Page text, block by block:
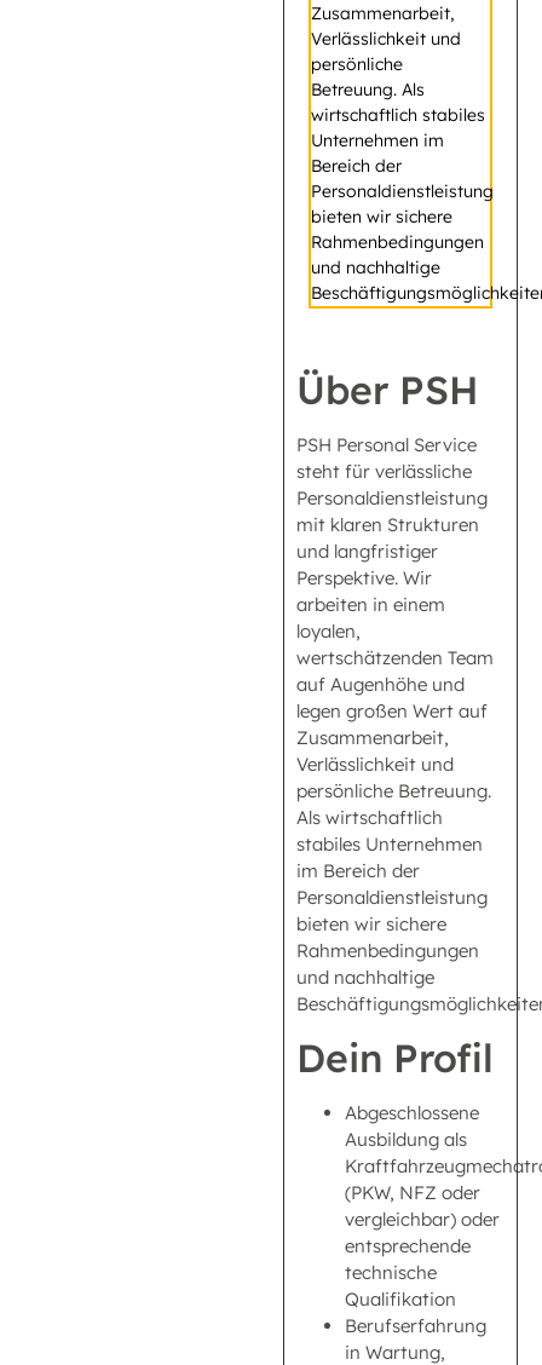
Zusammenarbeit,
Verlässlichkeit und
persönliche
Betreuung. Als
wirtschaftlich stabiles
Unternehmen im
Bereich der
Personaldienstleistung
bieten wir sichere
Rahmenbedingungen
und nachhaltige
Über PSH
PSH Personal Service
steht für verlässliche
Personaldienstleistung
mit klaren Strukturen
und langfristiger
Perspektive. Wir
arbeiten in einem
loyalen,
wertschätzenden Team
auf Augenhöhe und
legen großen Wert auf
Zusammenarbeit,
Verlässlichkeit und
persönliche Betreuung.
Als wirtschaftlich
stabiles Unternehmen
im Bereich der
Personaldienstleistung
bieten wir sichere
Rahmenbedingungen
und nachhaltige
Dein Profil
Abgeschlossene
Ausbildung als
(PKW, NFZ oder
vergleichbar) oder
entsprechende
technische
Qualifikation
Berufserfahrung
in Wartung,